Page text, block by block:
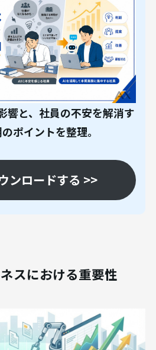
響と、社員の不安を解消す
ポイントを整理。
ンロードする >>
スにおける重要性